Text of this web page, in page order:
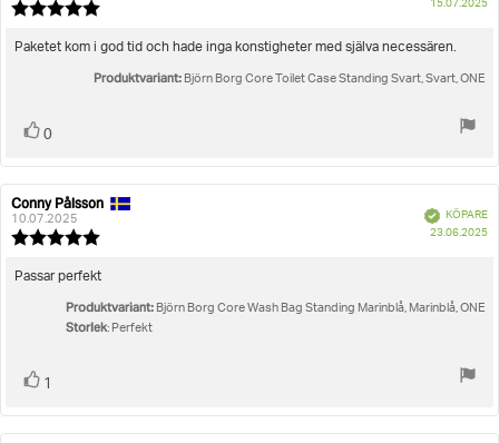
utav
stjärnor
15.07.2025
Recensionstext:
Paketet kom i god tid och hade inga konstigheter med själva necessären.
Produktvariant: Björn Borg Core Toilet Case Standing Svart, Svart, ONE
Rösta
0
Recensionsförfattare:
Conny Pålsson
10.07.2025
utav
stjärnor
BekräftadKÖPARE
23.06.2025
Recensionstext:
Passar perfekt
Produktvariant: Björn Borg Core Wash Bag Standing Marinblå, Marinblå, ONE
Storlek: Perfekt
Rösta
1